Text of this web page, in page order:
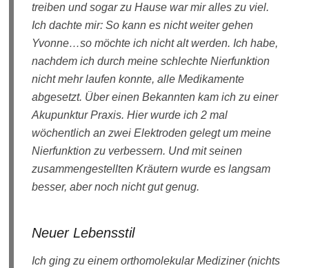
treiben und sogar zu Hause war mir alles zu viel.
Ich dachte mir: So kann es nicht weiter gehen
Yvonne…so möchte ich nicht alt werden. Ich habe,
nachdem ich durch meine schlechte Nierfunktion
nicht mehr laufen konnte, alle Medikamente
abgesetzt. Über einen Bekannten kam ich zu einer
Akupunktur Praxis. Hier wurde ich 2 mal
wöchentlich an zwei Elektroden gelegt um meine
Nierfunktion zu verbessern. Und mit seinen
zusammengestellten Kräutern wurde es langsam
besser, aber noch nicht gut genug.
Neuer Lebensstil
Ich ging zu einem orthomolekular Mediziner (nichts